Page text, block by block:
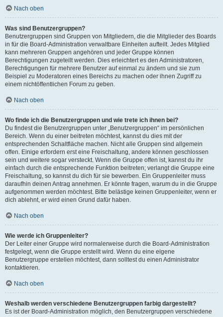
Nach oben
Was sind Benutzergruppen?
Benutzergruppen sind Gruppen von Mitgliedern, die die Mitglieder des Boards
in für die Board-Administration verwaltbare Einheiten aufteilt. Jedes Mitglied
kann mehreren Gruppen angehören und jeder Gruppe können
Berechtigungen zugeteilt werden. Dies erleichtert es den Administratoren,
Berechtigungen für mehrere Benutzer auf einmal zu ändern und sie zum
Beispiel zu Moderatoren eines Bereichs zu machen oder ihnen Zugriff zu
einem nichtöffentlichen Forum zu geben.
Nach oben
Wo finde ich die Benutzergruppen und wie trete ich ihnen bei?
Du findest die Benutzergruppen unter „Benutzergruppen“ im persönlichen
Bereich. Wenn du einer beitreten möchtest, kannst du dies mit der
entsprechenden Schaltfläche machen. Nicht alle Gruppen sind allgemein
offen. Einige erfordern erst eine Freischaltung, andere können geschlossen
sein und weitere sogar versteckt. Wenn die Gruppe offen ist, kannst du ihr
einfach durch die entsprechende Funktion beitreten; verlangt die Gruppe eine
Freischaltung, so kannst du dich für sie bewerben. Ein Gruppenleiter muss
daraufhin deinen Antrag annehmen. Er könnte fragen, warum du in die Gruppe
aufgenommen werden möchtest. Bitte belästige keinen Gruppenleiter, wenn er
dich ablehnt, er wird einen Grund dafür haben.
Nach oben
Wie werde ich Gruppenleiter?
Der Leiter einer Gruppe wird normalerweise durch die Board-Administration
festgelegt, wenn die Gruppe erstellt wird. Wenn du eine eigene
Benutzergruppe erstellen möchtest, dann solltest du einen Administrator
kontaktieren.
Nach oben
Weshalb werden verschiedene Benutzergruppen farbig dargestellt?
Es ist der Board-Administration möglich, den Benutzergruppen verschiedene